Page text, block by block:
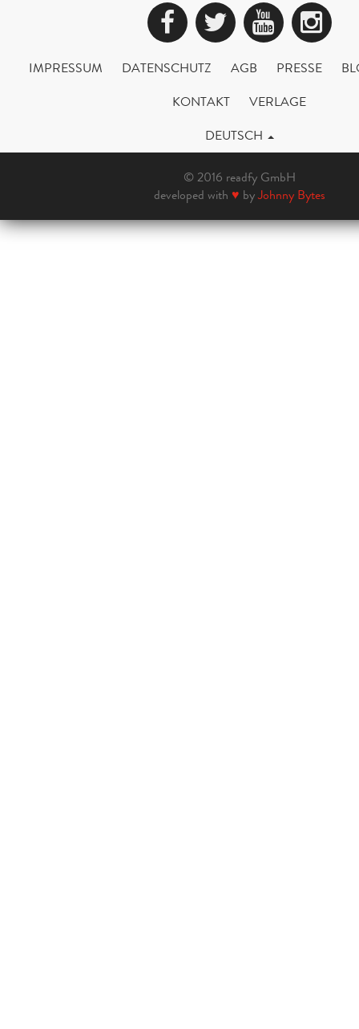
Facebook
Twitter
IMPRESSUM DATENSCHUTZ AGB PRESSE
KONTAKT
VERLAGE
DEUTSCH
© 2016 readfy GmbH
developed with ♥ byJohnny Bytes